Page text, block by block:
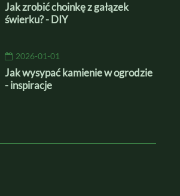
Jak zrobić choinkę z gałązek
świerku? - DIY
2026-01-01
Jak wysypać kamienie w ogrodzie
- inspiracje